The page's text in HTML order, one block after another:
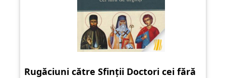
Rugăciuni către Sfinții Doctori cei fără